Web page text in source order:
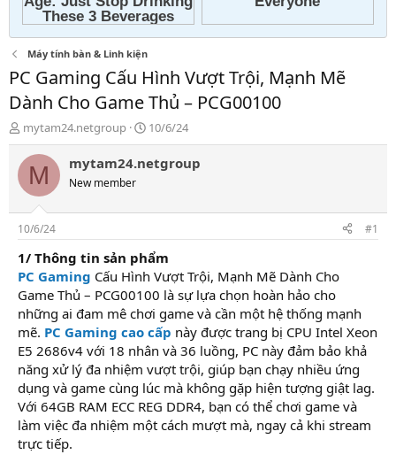
Máy tính bàn & Linh kiện
PC Gaming Cấu Hình Vượt Trội, Mạnh Mẽ
Dành Cho Game Thủ – PCG00100
T
h
r
a
s
t
a
r
e
r
mytam24.netgroup
N
g
à
10/6/24
M mytam24.netgroup
New member
10/6/24 #1
1/ Thông tin sản phẩm
PC Gaming Cấu Hình Vượt Trội, Mạnh Mẽ Dành Cho
Game Thủ – PCG00100 là sự lựa chọn hoàn hảo cho
những ai đam mê chơi game và cần một hệ thống mạnh
mẽ. PC Gaming cao cấp này được trang bị CPU Intel Xeon
E5 2686v4 với 18 nhân và 36 luồng, PC này đảm bảo khả
năng xử lý đa nhiệm vượt trội, giúp bạn chạy nhiều ứng
dụng và game cùng lúc mà không gặp hiện tượng giật lag.
Với 64GB RAM ECC REG DDR4, bạn có thể chơi game và
làm việc đa nhiệm một cách mượt mà, ngay cả khi stream
trực tiếp.